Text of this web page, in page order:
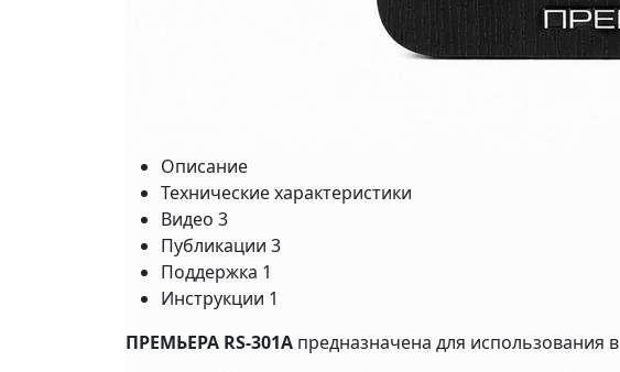
Описание
Технические характеристики
Видео 3
Публикации 3
Поддержка 1
Инструкции 1
ПРЕМЬЕРА RS-301A предназначена для использования